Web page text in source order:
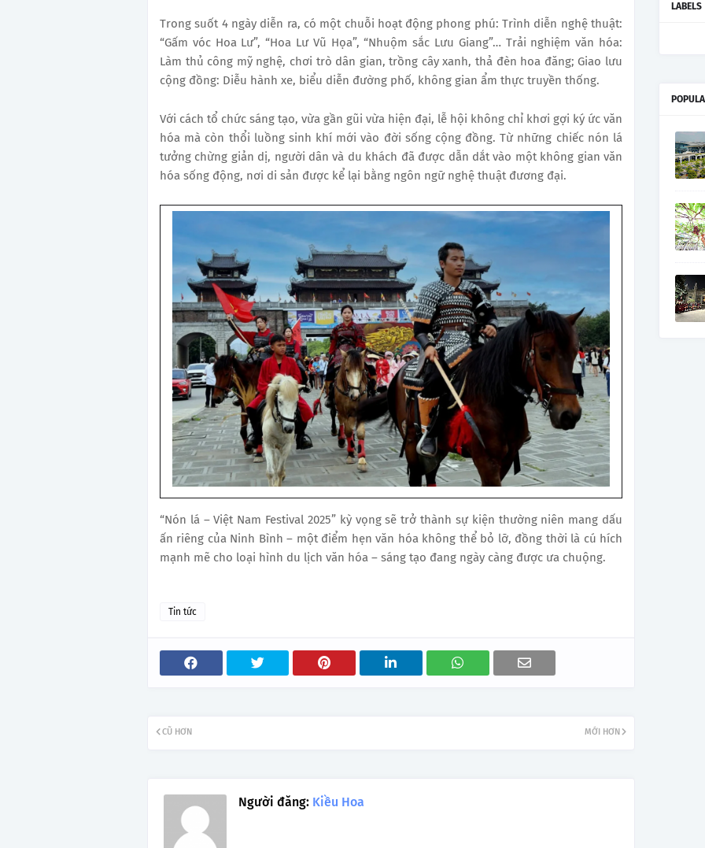
Trong suốt 4 ngày diễn ra, có một chuỗi hoạt động phong phú: Trình diễn nghệ thuật:
“Gấm vóc Hoa Lư”, “Hoa Lư Vũ Họa”, “Nhuộm sắc Lưu Giang”… Trải nghiệm văn hóa:
Làm thủ công mỹ nghệ, chơi trò dân gian, trồng cây xanh, thả đèn hoa đăng; Giao lưu
cộng đồng: Diễu hành xe, biểu diễn đường phố, không gian ẩm thực truyền thống.
Với cách tổ chức sáng tạo, vừa gần gũi vừa hiện đại, lễ hội không chỉ khơi gợi ký ức văn
hóa mà còn thổi luồng sinh khí mới vào đời sống cộng đồng. Từ những chiếc nón lá
tưởng chừng giản dị, người dân và du khách đã được dẫn dắt vào một không gian văn
hóa sống động, nơi di sản được kể lại bằng ngôn ngữ nghệ thuật đương đại.
“Nón lá – Việt Nam Festival 2025” kỳ vọng sẽ trở thành sự kiện thường niên mang dấu
ấn riêng của Ninh Bình – một điểm hẹn văn hóa không thể bỏ lỡ, đồng thời là cú hích
mạnh mẽ cho loại hình du lịch văn hóa – sáng tạo đang ngày càng được ưa chuộng.
Tin tức
MỚI HƠN
CŨ HƠN
Người đăng: Kiều Hoa
LABELS